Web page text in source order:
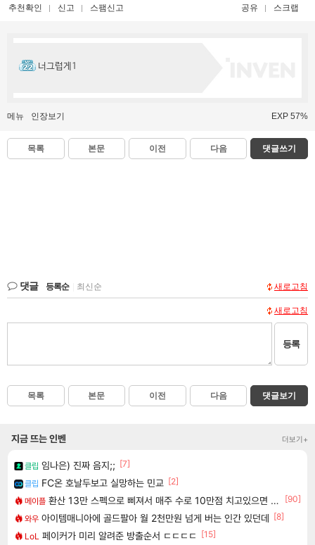
추천확인 신고 스팸신고 공유 스크랩
너그럽게1
메뉴 인장보기 EXP 57%
목록 본문 이전 다음 댓글쓰기
댓글 등록순 최신순 새로고침
새로고침
등록
목록 본문 이전 다음 댓글보기
지금 뜨는 인벤 더보기+
클립 임나은) 진짜 음지;; [7]
클립 FC온 호날두보고 실망하는 민교 [2]
메이플 환산 13만 스펙으로 삐져서 매주 수로 10만점 치고있으면 ㅋㅋ
[90]
와우 아이템매니아에 골드팔아 월 2천만원 넘게 버는 인간 있던데 [8]
LoL 페이커가 미리 알려준 방출순서 ㄷㄷㄷㄷ [15]